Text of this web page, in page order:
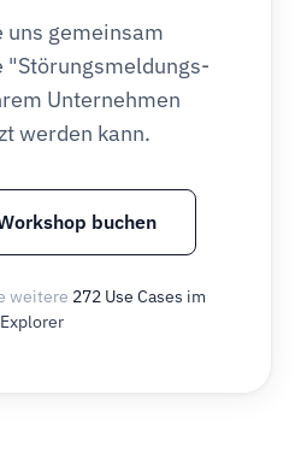
uns gemeinsam
"Störungsmeldungs-
Unternehmen
werden kann.
buchen
weitere 272 Use Cases im
Explorer